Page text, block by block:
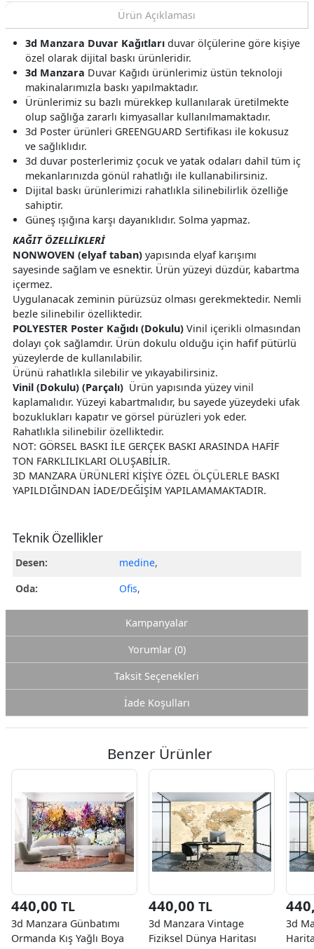
Ürün Açıklaması
3d Manzara Duvar Kağıtları duvar ölçülerine göre kişiye
özel olarak dijital baskı ürünleridir.
3d Manzara Duvar Kağıdı ürünlerimiz üstün teknoloji
makinalarımızla baskı yapılmaktadır.
Ürünlerimiz su bazlı mürekkep kullanılarak üretilmekte
olup sağlığa zararlı kimyasallar kullanılmamaktadır.
3d Poster ürünleri GREENGUARD Sertifikası ile kokusuz
ve sağlıklıdır.
3d duvar posterlerimiz çocuk ve yatak odaları dahil tüm iç
mekanlarınızda gönül rahatlığı ile kullanabilirsiniz.
Dijital baskı ürünlerimizi rahatlıkla silinebilirlik özelliğe
sahiptir.
Güneş ışığına karşı dayanıklıdır. Solma yapmaz.
KAĞIT ÖZELLİKLERİ
NONWOVEN (elyaf taban) yapısında elyaf karışımı
sayesinde sağlam ve esnektir. Ürün yüzeyi düzdür, kabartma
içermez.
Uygulanacak zeminin pürüzsüz olması gerekmektedir. Nemli
bezle silinebilir özelliktedir.
POLYESTER Poster Kağıdı (Dokulu) Vinil içerikli olmasından
dolayı çok sağlamdır. Ürün dokulu olduğu için hafif pütürlü
yüzeylerde de kullanılabilir.
Ürünü rahatlıkla silebilir ve yıkayabilirsiniz.
Vinil (Dokulu) (Parçalı) Ürün yapısında yüzey vinil
kaplamalıdır. Yüzeyi kabartmalıdır, bu sayede yüzeydeki ufak
bozuklukları kapatır ve görsel pürüzleri yok eder.
Rahatlıkla silinebilir özelliktedir.
NOT: GÖRSEL BASKI İLE GERÇEK BASKI ARASINDA HAFİF
TON FARKLILIKLARI OLUŞABİLİR.
3D MANZARA ÜRÜNLERİ KİŞİYE ÖZEL ÖLÇÜLERLE BASKI
YAPILDIĞINDAN İADE/DEĞİŞİM YAPILAMAMAKTADIR.
Teknik Özellikler
Desen: medine,
Oda:
Ofis,
Kampanyalar
Yorumlar (0)
Taksit Seçenekleri
İade Koşulları
Benzer Ürünler
440,00 TL
3d Manzara Günbatımı
Ormanda Kış Yağlı Boya
440,00 TL
3d Manzara Vintage
Fiziksel Dünya Haritası
3d